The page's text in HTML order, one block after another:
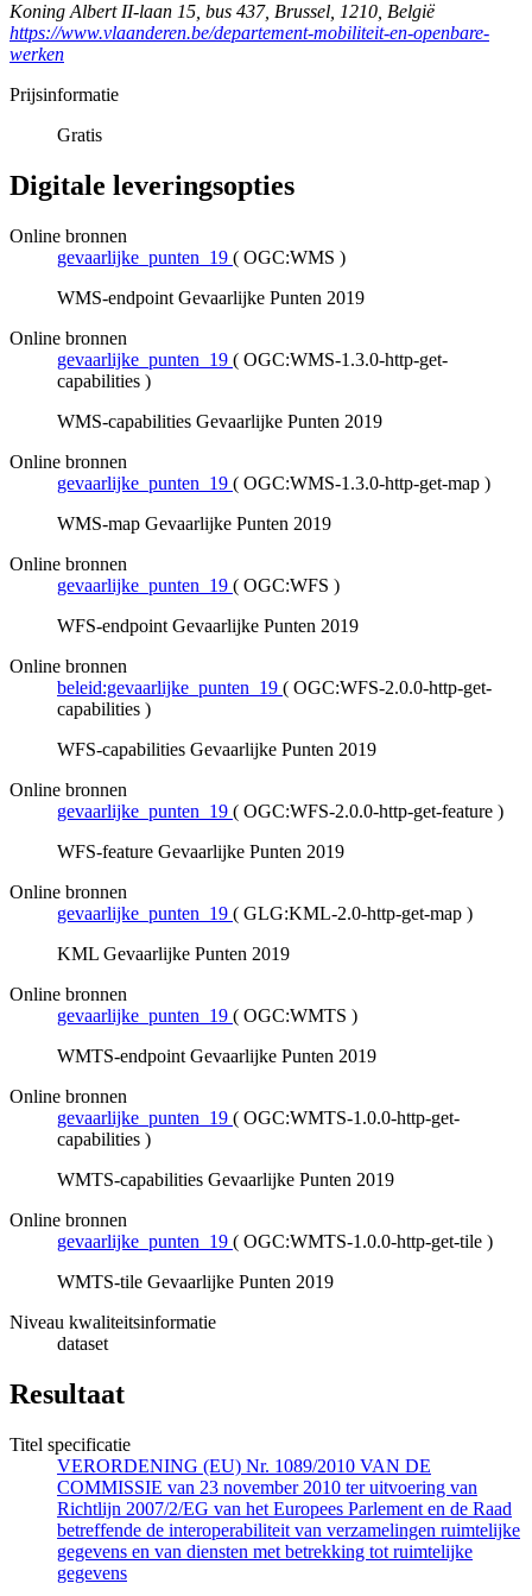
Koning Albert II-laan 15, bus 437, Brussel, 1210, België
https://www.vlaanderen.be/departement-mobiliteit-en-openbare-
werken
Prijsinformatie
Gratis
Digitale leveringsopties
Online bronnen
gevaarlijke_punten_19 ( OGC:WMS )
WMS-endpoint Gevaarlijke Punten 2019
Online bronnen
gevaarlijke_punten_19 ( OGC:WMS-1.3.0-http-get-
capabilities )
WMS-capabilities Gevaarlijke Punten 2019
Online bronnen
gevaarlijke_punten_19 ( OGC:WMS-1.3.0-http-get-map )
WMS-map Gevaarlijke Punten 2019
Online bronnen
gevaarlijke_punten_19 ( OGC:WFS )
WFS-endpoint Gevaarlijke Punten 2019
Online bronnen
beleid:gevaarlijke_punten_19 ( OGC:WFS-2.0.0-http-get-
capabilities )
WFS-capabilities Gevaarlijke Punten 2019
Online bronnen
gevaarlijke_punten_19 ( OGC:WFS-2.0.0-http-get-feature )
WFS-feature Gevaarlijke Punten 2019
Online bronnen
gevaarlijke_punten_19 ( GLG:KML-2.0-http-get-map )
KML Gevaarlijke Punten 2019
Online bronnen
gevaarlijke_punten_19 ( OGC:WMTS )
WMTS-endpoint Gevaarlijke Punten 2019
Online bronnen
gevaarlijke_punten_19 ( OGC:WMTS-1.0.0-http-get-
capabilities )
WMTS-capabilities Gevaarlijke Punten 2019
Online bronnen
gevaarlijke_punten_19 ( OGC:WMTS-1.0.0-http-get-tile )
WMTS-tile Gevaarlijke Punten 2019
Niveau kwaliteitsinformatie
dataset
Resultaat
Titel specificatie
VERORDENING (EU) Nr. 1089/2010 VAN DE
COMMISSIE van 23 november 2010 ter uitvoering van
Richtlijn 2007/2/EG van het Europees Parlement en de Raad
betreffende de interoperabiliteit van verzamelingen ruimtelijke
gegevens en van diensten met betrekking tot ruimtelijke
gegevens